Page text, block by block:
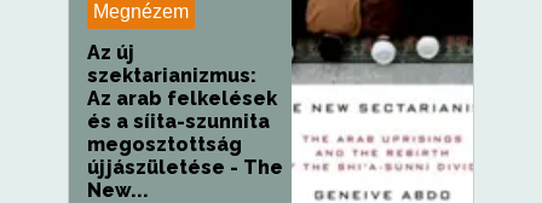
Megnézem
Az új
szektarianizmus:
Az arab felkelések
és a síita-szunnita
megosztottság
újjászületése - The
New...